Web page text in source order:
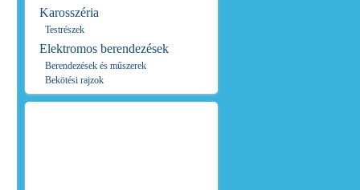
Karosszéria
Testrészek
Elektromos berendezések
Berendezések és műszerek
Bekötési rajzok